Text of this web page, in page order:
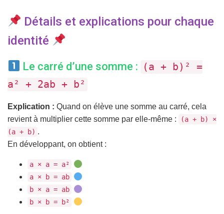
Détails et explications pour chaque
identité
Le carré d’une somme :
(a + b)² =
a² + 2ab + b²
Explication : Quand on élève une somme au carré, cela
revient à multiplier cette somme par elle-même :
(a + b) ×
(a + b) .
En développant, on obtient :
a × a = a²
a × b = ab
b × a = ab
b × b = b²